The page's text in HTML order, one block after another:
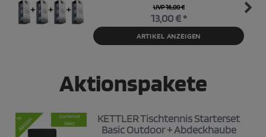
UVP 16,00 €
13,00 € *
ARTIKEL ANZEIGEN
Aktionspakete
KETTLER Tischtennis Starterset
Basic Outdoor + Abdeckhaube